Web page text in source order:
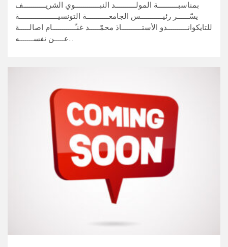
بمناسبــــــــــة المولــــــــــد النبــــــــــــوي الشريـــــــــــف
يسّــــــر رئيـــــــــــس الجامعـــــــــــة التونسيـــــــــــــــــــة
للتايكوانــــــــــدو الأستــــــــــاذ محمّـــــد غنـّـــــــــــام اصالـــــة
عـــــن نفســـــــه…